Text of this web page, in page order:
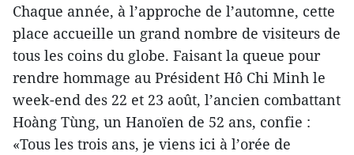
Chaque année, à l’approche de l’automne, cette
place accueille un grand nombre de visiteurs de
tous les coins du globe. Faisant la queue pour
rendre hommage au Président Hô Chi Minh le
week-end des 22 et 23 août, l’ancien combattant
Hoàng Tùng, un Hanoïen de 52 ans, confie :
«Tous les trois ans, je viens ici à l’orée de